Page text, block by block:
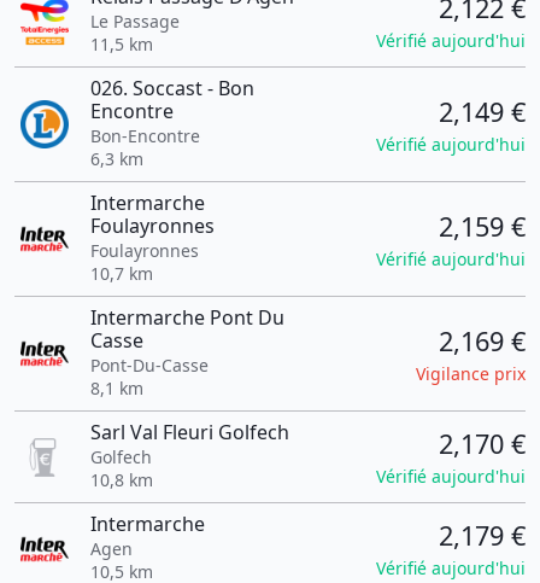
Le Passage
11,5 km
2,122 €
Vérifié aujourd'hui
026. Soccast - Bon
Encontre
Bon-Encontre
6,3 km
2,149 €
Vérifié aujourd'hui
Intermarche
Foulayronnes
Foulayronnes
10,7 km
2,159 €
Vérifié aujourd'hui
Intermarche Pont Du
Casse
Pont-Du-Casse
8,1 km
2,169 €
Vigilance prix
Sarl Val Fleuri Golfech
Golfech
10,8 km
2,170 €
Vérifié aujourd'hui
Intermarche
Agen
10,5 km
2,179 €
Vérifié aujourd'hui